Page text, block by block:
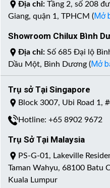
Địa chỉ: Tầng 2, số 208
Giang, quận 1, TPHCM (Mở
Showroom Chilux Bình
Địa chỉ: Số 685 Đại lộ
Dầu Một, Bình Dương (Mở
Trụ sở Tại Singapore
Block 3007, Ubi Road 1,
Hotline: +65 8902 9672
Trụ Sở Tại Malaysia
PS-G-01, Lakeville
Taman Wahyu, 68100 Batu
Kuala Lumpur